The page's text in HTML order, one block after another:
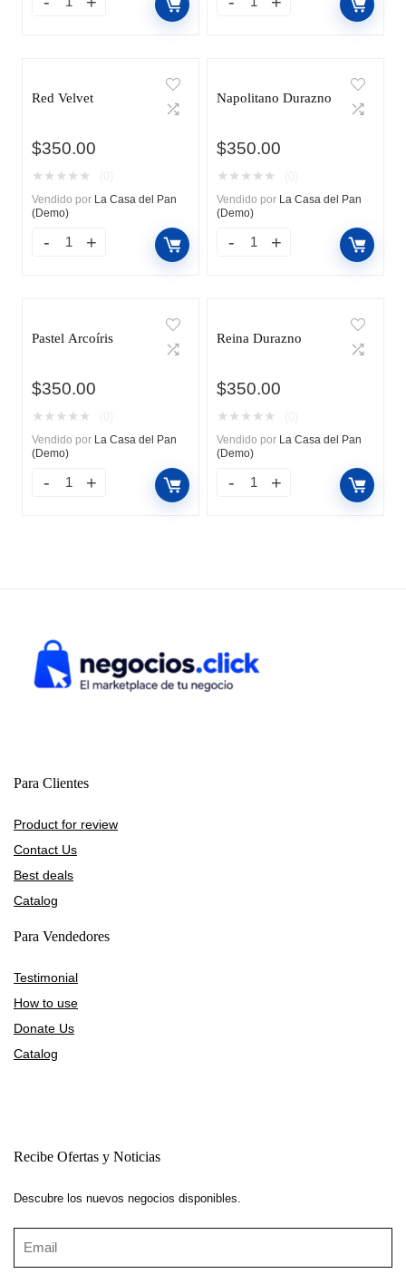
Red Velvet
$350.00
★ ★ ★ ★ ★
Vendido por La Casa del Pan
(Demo)
Napolitano Durazno
$350.00
★ ★ ★ ★ ★
Vendido por La Casa del Pan
(Demo)
Pastel Arcoíris
$350.00
★ ★ ★ ★ ★
Vendido por La Casa del Pan
(Demo)
Reina Durazno
$350.00
★ ★ ★ ★ ★
Vendido por La Casa del Pan
(Demo)
Para Clientes
Product for review
Contact Us
Best deals
Catalog
Para Vendedores
Testimonial
How to use
Donate Us
Catalog
Recibe Ofertas y Noticias
Descubre los nuevos negocios disponibles.